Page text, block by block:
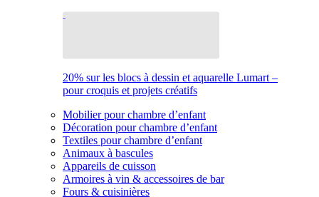
20% sur les blocs à dessin et aquarelle Lumart –
pour croquis et projets créatifs
Mobilier pour chambre d’enfant
Décoration pour chambre d’enfant
Textiles pour chambre d’enfant
Animaux à bascules
Appareils de cuisson
Armoires à vin & accessoires de bar
Fours & cuisinières